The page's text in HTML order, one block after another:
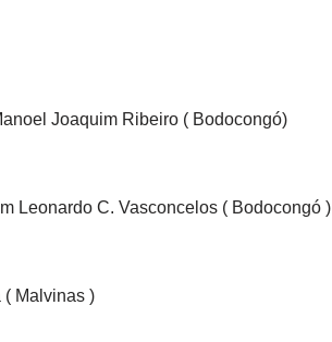
Joaquim Ribeiro ( Bodocongó)
Leonardo C. Vasconcelos ( Bodocongó )
Malvinas )